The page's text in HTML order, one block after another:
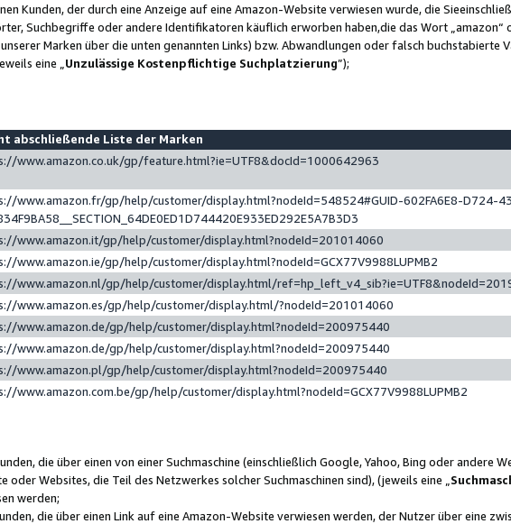
Kunden, der durch eine Anzeige auf eine Amazon-Website verwiesen wurde, die
Suchbegriffe oder andere Identifikatoren käuflich erworben haben,die das Wort „amazon“
Marken über die unten genannten Links) bzw. Abwandlungen oder falsch buchstabierte
eine „ Unzulässige Kostenpflichtige Suchplatzierung”);
abschließende Liste der Marken
www.amazon.co.uk/gp/feature.html?ie=UTF8&docId=1000642963
www.amazon.fr/gp/help/customer/display.html?nodeId=548524#GUID-602FA6E8-D724-
www.amazon.it/gp/help/customer/display.html?nodeId=201014060
www.amazon.ie/gp/help/customer/display.html?nodeId=GCX77V9988LUPMB2
www.amazon.nl/gp/help/customer/display.html/
www.amazon.es/gp/help/customer/display.html/?nodeId=201014060
www.amazon.de/gp/help/customer/display.html?nodeId=200975440
www.amazon.de/gp/help/customer/display.html?nodeId=200975440
www.amazon.pl/gp/help/customer/display.html?nodeId=200975440
www.amazon.com.be/gp/help/customer/display.html?nodeId=GCX77V9988LUPMB2
die über einen von einer Suchmaschine (einschließlich Google, Yahoo, Bing oder andere
oder Websites, die Teil des Netzwerkes solcher Suchmaschinen sind), (jeweils eine „
werden;
die über einen Link auf eine Amazon-Website verwiesen werden, der Nutzer über eine